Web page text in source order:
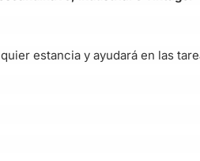
estancia y ayudará en las